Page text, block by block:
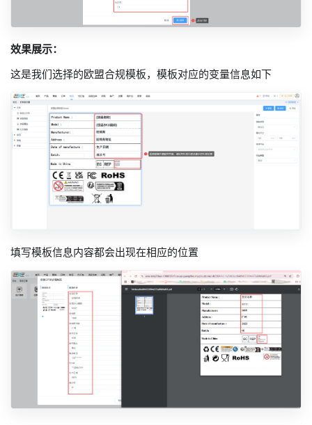
效果展示：
这是我们选择的欧盟合规模板，模板对应的变量信息如下
填写模板信息内容都会出现在相应的位置